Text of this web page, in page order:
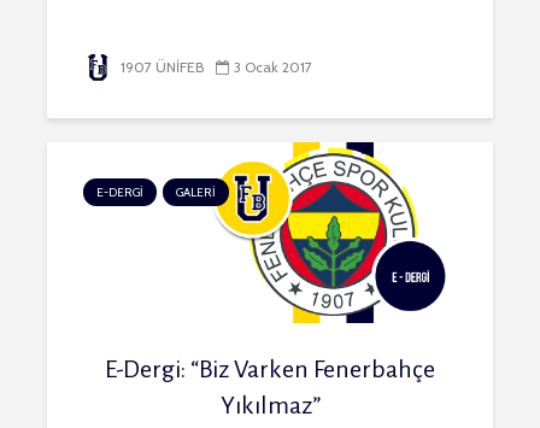
1907 ÜNİFEB 3 Ocak 2017
E-DERGİ GALERİ
E-Dergi: “Biz Varken Fenerbahçe
Yıkılmaz”